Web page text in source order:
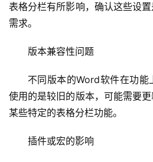
云
虚
拟
表格分栏有所影响，确认这些设
需求。
版本兼容性问题
不同版本的Word软件在功
使用的是较旧的版本，可能需要
某些特定的表格分栏功能。
插件或宏的影响